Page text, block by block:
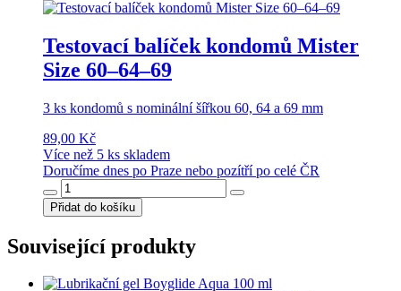
Testovací balíček kondomů Mister
Size 60–64–69
3 ks kondomů s nominální šířkou 60, 64 a 69 mm
89,00 Kč
Více než 5 ks skladem
Doručíme dnes po Praze nebo pozítří po celé ČR
Přidat do košíku
Související produkty